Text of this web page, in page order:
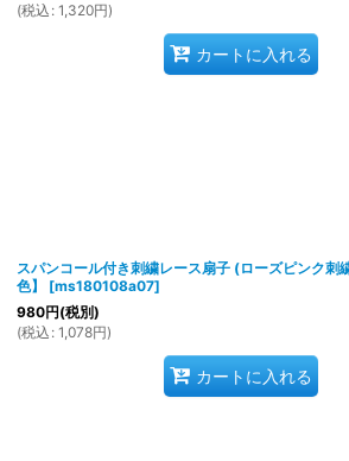
(税込 : 1,320円)
カートに入れる
スパンコール付き刺繍レース扇子 (ローズピンク
色】
[ms180108a07]
980円(税別)
(税込 : 1,078円)
カートに入れる